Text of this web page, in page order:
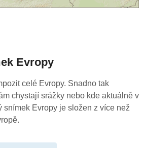
Evropy
celé Evropy. Snadno tak
chystají srážky nebo kde aktuálně v
snímek Evropy je složen z více než